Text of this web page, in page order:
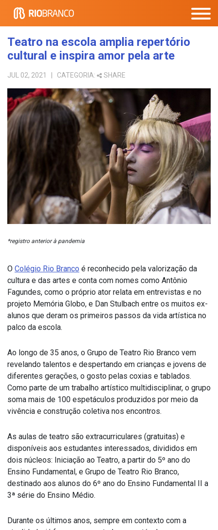
Teatro na escola amplia repertório
cultural e inspira amor pela arte
JUL 02, 2021 | CATEGORIA: SHARE
*registro anterior à pandemia
O Colégio Rio Branco é reconhecido pela valorização da
cultura e das artes e conta com nomes como Antônio
Fagundes, como o próprio ator relata em entrevistas e no
projeto Memória Globo, e Dan Stulbach entre os muitos ex-
alunos que deram os primeiros passos da vida artística no
palco da escola.
Ao longo de 35 anos, o Grupo de Teatro Rio Branco vem
revelando talentos e despertando em crianças e jovens de
diferentes gerações, o gosto pelas coxias e tablados.
Como parte de um trabalho artístico multidisciplinar, o grupo
soma mais de 100 espetáculos produzidos por meio da
vivência e construção coletiva nos encontros.
As aulas de teatro são extracurriculares (gratuitas) e
disponíveis aos estudantes interessados, divididos em
dois núcleos: Iniciação ao Teatro, a partir do 5º ano do
Ensino Fundamental, e Grupo de Teatro Rio Branco,
destinado aos alunos do 6º ano do Ensino Fundamental II a
3ª série do Ensino Médio.
Durante os últimos anos, sempre em contexto com a